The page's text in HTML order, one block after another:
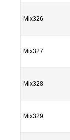
Mix326
Mix327
Mix328
Mix329